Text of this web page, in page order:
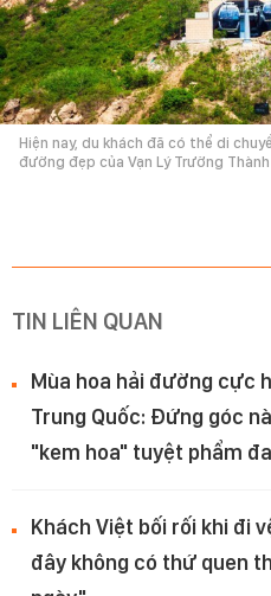
Hiện nay, du khách đã có thể di
đường đẹp của Vạn Lý Trường
TIN LIÊN QUAN
Mùa hoa hải đường cực
Trung Quốc: Đứng góc
"kem hoa" tuyệt phẩm
Khách Việt bối rối khi đi
đây không có thứ quen